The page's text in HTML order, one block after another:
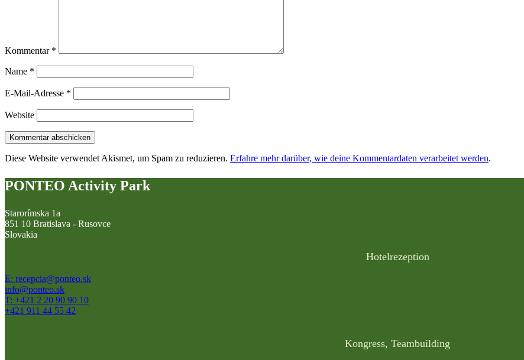
Kommentar *
Name *
E-Mail-Adresse *
Website
Diese Website verwendet Akismet, um Spam zu reduzieren. Erfahre mehr darüber, wie deine Kommentardaten verarbeitet werden.
PONTEO Activity Park
Starorímska 1a
851 10 Bratislava - Rusovce
Slovakia
Hotelrezeption
E: recepcia@ponteo.sk
info@ponteo.sk
T: +421 2 20 90 90 10
+421 911 44 55 42
Kongress, Teambuilding